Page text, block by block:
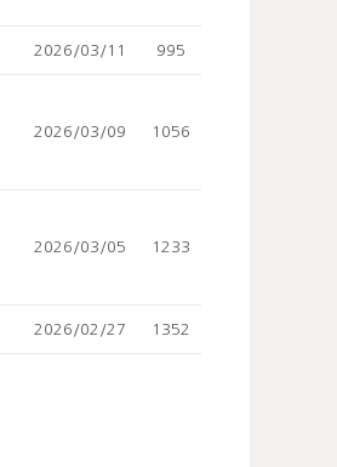
2026/03/11 995
2026/03/09 1056
2026/03/05 1233
2026/02/27 1352